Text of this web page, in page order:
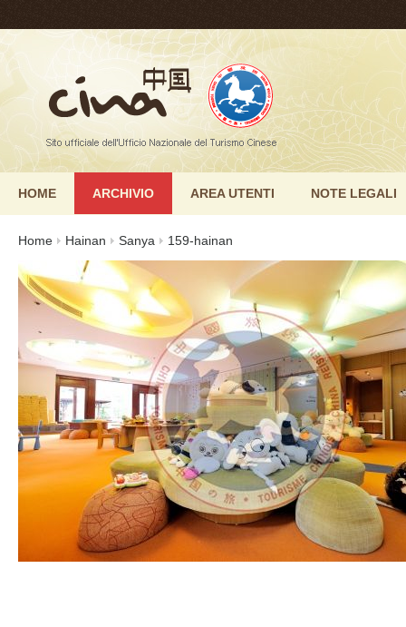
HOME ARCHIVIO AREA UTENTI NOTE LEGALI
Home Hainan Sanya 159-hainan